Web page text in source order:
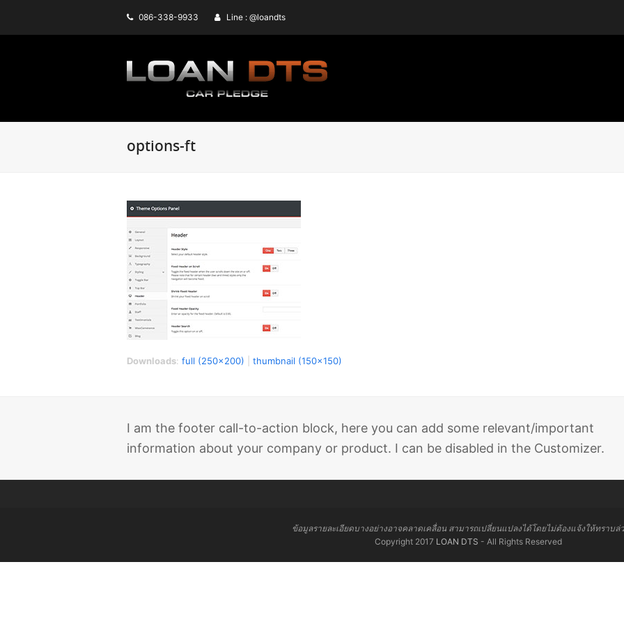
086-338-9933 Line : @loandts
options-ft
Downloads: full (250x200) thumbnail (150x150)
I am the footer call-to-action block, here you can add some relevant/important
information about your company or product. I can be disabled in the Customizer.
ข้อมูลรายละเอียดบางอย่างอาจคลาดเคลื่อน สามารถเปลี่ยนแปลงได้โดยไม่ต้องแจ้งให้ทราบล่
Copyright 2017 LOAN DTS - All Rights Reserved